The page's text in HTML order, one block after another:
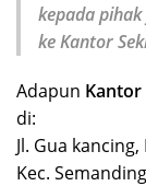
kepada
ke Kantor
Adapun Kantor
di:
Jl. Gua
Kec.